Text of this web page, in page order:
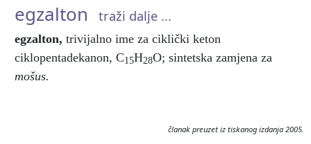
egzalton traži dalje ...
egzalton, trivijalno ime za ciklički keton
ciklopentadekanon, C15H28O; sintetska zamjena za
mošus.
članak preuzet iz tiskanog izdanja 2005.